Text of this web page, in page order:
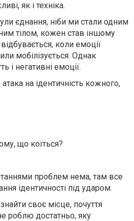
як і техніка.
єднання, ніби ми стали одним
тілом, кожен став іншому
коли емоції
мобілізується. Однак
і негативні емоції.
на ідентичність кожного,
що коїться?
проблем нема, там все
ідентичності під ударом.
своє місце, почуття
роблю достатньо, яку